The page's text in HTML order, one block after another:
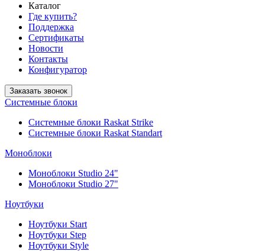
Каталог
Где купить?
Поддержка
Сертификаты
Новости
Контакты
Конфигуратор
Заказать звонок
Системные блоки
Системные блоки Raskat Strike
Системные блоки Raskat Standart
Моноблоки
Моноблоки Studio 24"
Моноблоки Studio 27"
Ноутбуки
Ноутбуки Start
Ноутбуки Step
Ноутбуки Style